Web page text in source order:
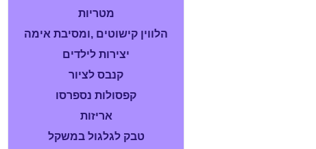
מטריות
הלווין קישוטים ,ומסיבת אימה
יצירות לילדים
קנבס לציור
קפסולות נספרסו
אריזות
טבק לגלגול במשקל